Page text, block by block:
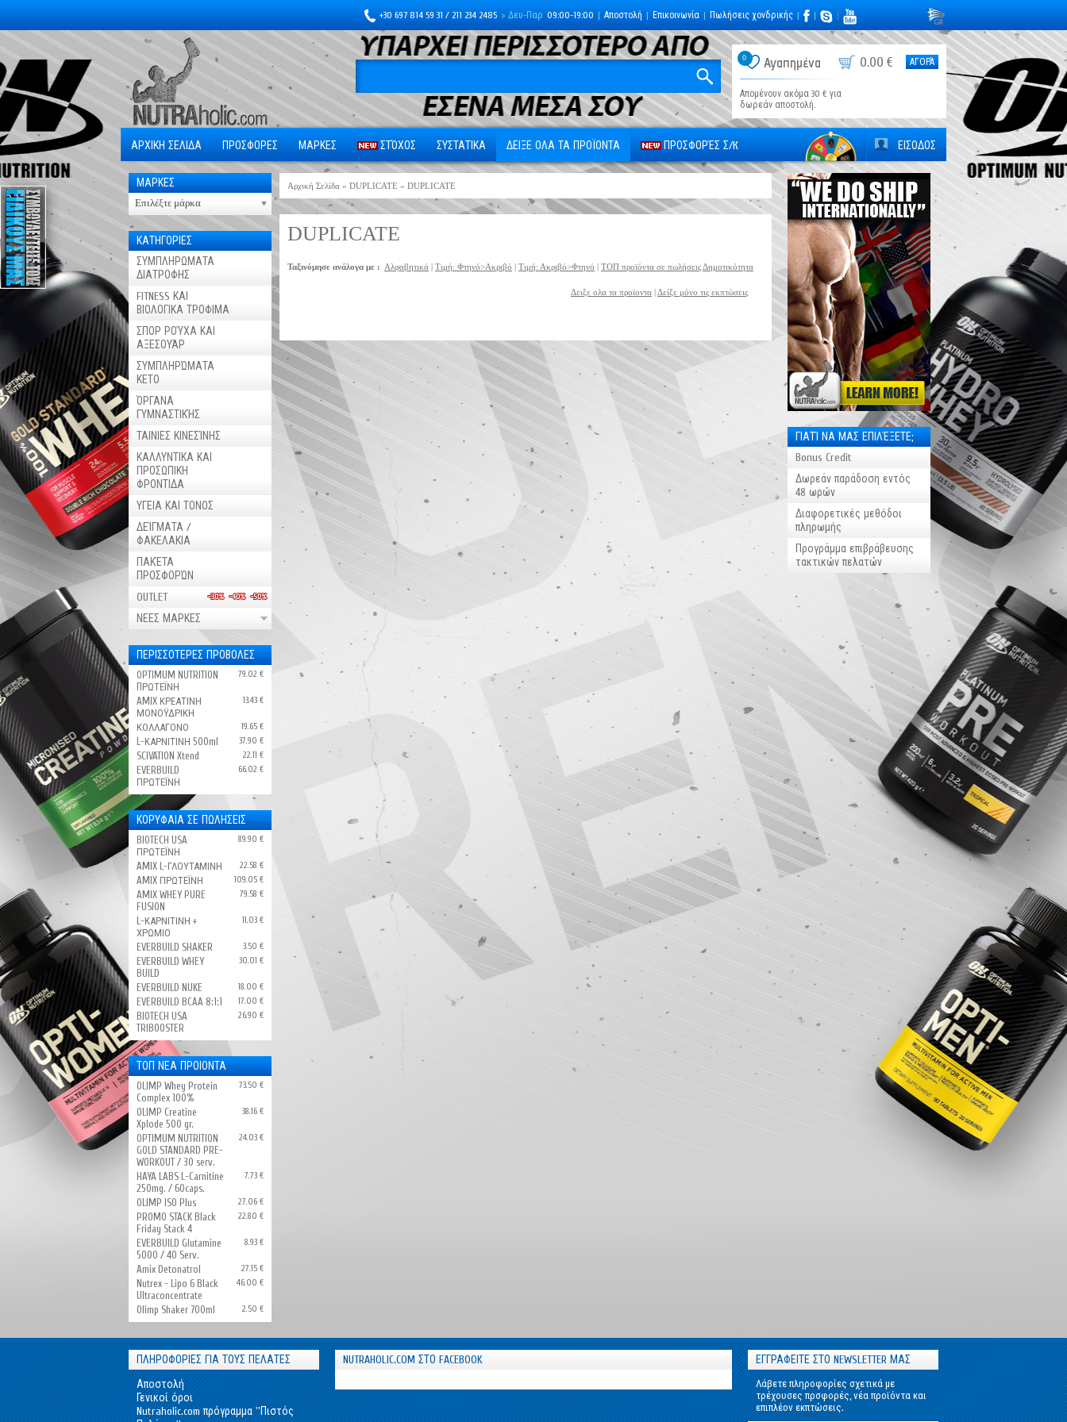
+30 697 814 59 31 / 211 234 2485 > Δευ-Παρ 09:00-19:00 | Αποστολή | Επικοινωνία | Πωλήσεις χονδρικής | | |
0 Αγαπημένα 0.00 € ΑΓΟΡΆ
Απομένουν ακόμα 30 € για
δωρεάν αποστολή.
ΑΡΧΙΚΗ ΣΕΛΙΔΑ ΠΡΟΣΦΟΡΕΣ ΜΑΡΚΕΣ ΣΤΌΧΟΣ ΣΥΣΤΑΤΙΚΑ ΔΕΙΞΕ ΟΛΑ ΤΑ ΠΡΟΪΟΝΤΑ ΠΡΟΣΦΟΡΈΣ Σ/К ΕΙΣΟΔΟΣ
ΜΑΡΚΕΣ
Επιλέξτε μάρκα
ΚΑΤΗΓΟΡΙΕΣ
ΣΥΜΠΛΗΡΩΜΑΤΑ
ΔΙΑΤΡΟΦΗΣ
FITNESS ΚΑΙ
ΒΙΟΛΟΓΙΚΑ ΤΡΟΦΙΜΑ
ΣΠΟΡ ΡΟΎΧΑ ΚΑΙ
ΑΞΕΣΟΥΆΡ
ΣΥΜΠΛΗΡΏΜΑΤΑ
ΚΕΤΟ
ΌΡΓΑΝΑ
ΓΥΜΝΑΣΤΙΚΉΣ
ΤΑΙΝΙΕΣ ΚΙΝΕΣΊΝΗΣ
ΚΑΛΛΥΝΤΙΚΑ ΚΑΙ
ΠΡΟΣΩΠΙΚΗ
ΦΡΟΝΤΙΔΑ
ΥΓΕΙΑ ΚΑΙ ΤΟΝΟΣ
ΔΕΊΓΜΑΤΑ /
ΦΑΚΕΛΑΚΙΑ
ΠΑΚΈΤΑ
ΠΡΟΣΦΟΡΏΝ
OUTLET
ΝΕΕΣ ΜΑΡΚΕΣ
ΠΕΡΙΣΣΟΤΕΡΕΣ ΠΡΟΒΟΛΕΣ
OPTIMUM NUTRITION
ПΡΩΤΕΪΝΗ
79.02 €
AMIX ΚΡΕΑΤΙΝΗ
ΜΟΝΟΫΔΡΙΚΗ
13.43 €
ΚΟΛΛΑΓΟΝΟ 19.65 €
L-ΚΑΡΝΙΤΙΝΗ 500ml 37.90 €
SCIVATION Xtend 22.11 €
EVERBUILD
ΠΡΩΤΕΪΝΗ
66.02 €
ΚΟΡΥΦΑΙΑ ΣΕ ΠΩΛΗΣΕΙΣ
BIOTECH USA
ΠΡΩΤΕΪΝΗ
89.90 €
AMIX L-ΓΛΟΥΤΑΜΙΝΗ 22.58 €
AMIX ΠΡΩΤΕΪΝΗ 109.05 €
AMIX WHEY PURE
FUSION
79.58 €
L-ΚΑΡΝΙΤΙΝΗ +
ΧΡΩΜΙΟ
11.03 €
EVERBUILD SHAKER 3.50 €
EVERBUILD WHEY
BUILD
30.01 €
EVERBUILD NUKE 18.00 €
EVERBUILD BCAA 8:1:1 17.00 €
BIOTECH USA
TRIBOOSTER
26.90 €
ΤΟΠ ΝΕΑ ΠΡΟΙΟΝΤΑ
OLIMP Whey Protein
Complex 100%
73.50 €
OLIMP Creatine
Xplode 500 gr.
38.16 €
OPTIMUM NUTRITION
GOLD STANDARD PRE-
WORKOUT / 30 serv.
24.03 €
HAYA LABS L-Carnitine
250mg. / 60caps.
7.73 €
OLIMP ISO Plus 27.06 €
PROMO STACK Black
Friday Stack 4
22.80 €
EVERBUILD Glutamine
5000 / 40 Serv.
8.93 €
Amix Detonatrol 27.15 €
Nutrex - Lipo 6 Black
Ultraconcentrate
46.00 €
Olimp Shaker 700ml 2.50 €
Αρχική Σελίδα » DUPLICATE » DUPLICATE
DUPLICATE
Ταξινόμησε ανάλογα με : Αλφαβητικά | Τιμή: Φτηνό>Ακριβό | Τιμή: Ακριβό>Φτηνό | ΤΟΠ προϊόντα σε πωλήσειςΔημοτικότητα
Δειξε ολα τα προϊοντα |Δείξε μόνο τις εκπτώσεις
ΓΙΑΤΊ ΝΑ ΜΑΣ ΕΠΙΛΈΞΕΤΕ;
Bonus Credit
Δωρεάν παράδοση εντός
48 ωρών
Διαφορετικές μεθόδοι
πληρωμής
Προγράμμα επιβράβευσης
τακτικών πελατών
ΠΛΗΡΟΦΟΡΙΕΣ ΓΙΑ ΤΟΥΣ ΠΕΛΑΤΕΣ
Αποστολή
Γενικοί όροι
Nutraholic.com πρόγραμμα ''Πιστός
NUTRAHOLIC.COM ΣΤΟ FACEBOOK ΕΓΓΡΑΦΕΙΤΕ ΣΤΟ NEWSLETTER ΜΑΣ
Λάβετε πληροφορίες σχετικά με
τρέχουσες πρσφορές, νέα προϊόντα και
επιπλέον εκπτώσεις.